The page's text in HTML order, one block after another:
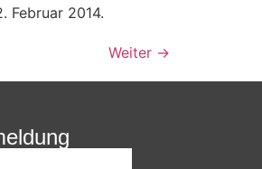
2014.
Weiter →